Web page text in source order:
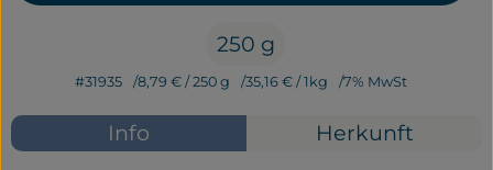
Neues vom Hof
250 g
#31935 8,79 € / 250 g 35,16 € / 1kg 7% MwSt
Info Herkunft